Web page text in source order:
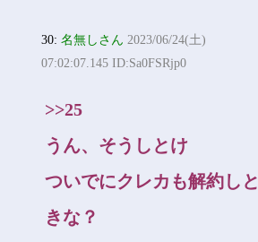
30:名無しさん 2023/06/24(土)
07:02:07.145 ID:Sa0FSRjp0
>>25
うん、そうしとけ
ついでにクレカも解約しと
きな？